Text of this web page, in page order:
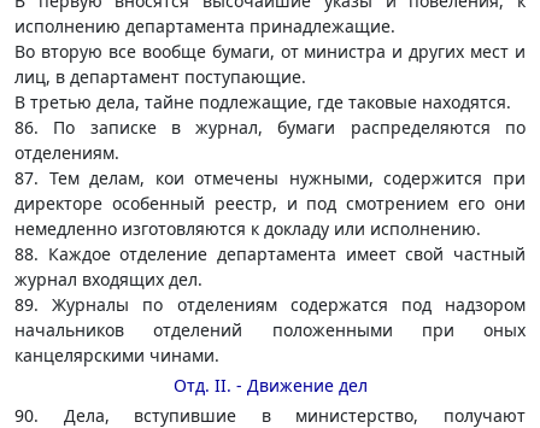
исполнению департамента принадлежащие.
Во вторую все вообще бумаги, от министра и других мест и
лиц, в департамент поступающие.
В третью дела, тайне подлежащие, где таковые находятся.
86. По записке в журнал, бумаги распределяются по
отделениям.
87. Тем делам, кои отмечены нужными, содержится при
директоре особенный реестр, и под смотрением его они
немедленно изготовляются к докладу или исполнению.
88. Каждое отделение департамента имеет свой частный
журнал входящих дел.
89. Журналы по отделениям содержатся под надзором
начальников отделений положенными при оных
канцелярскими чинами.
Отд. II. - Движение дел
90. Дела, вступившие в министерство, получают